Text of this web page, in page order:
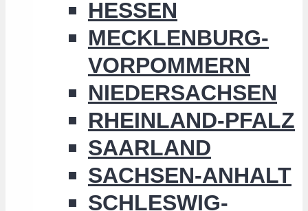
HESSEN
MECKLENBURG-
VORPOMMERN
NIEDERSACHSEN
RHEINLAND-PFALZ
SAARLAND
SACHSEN-ANHALT
SCHLESWIG-